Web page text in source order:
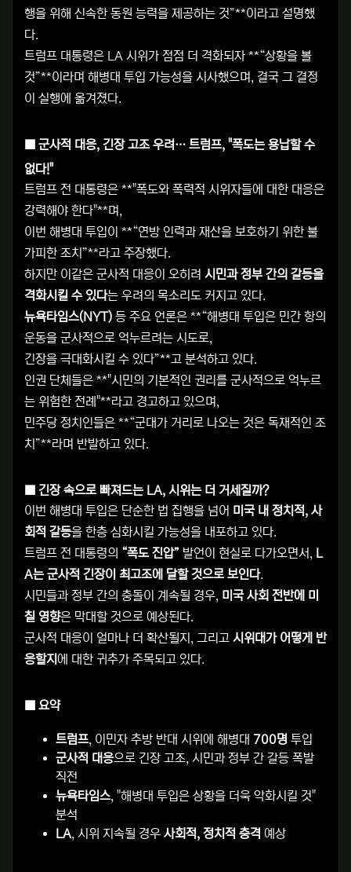
행을 위해 신속한 동원 능력을 제공하는 것”**이라고 설명했
다.
트럼프 대통령은 LA 시위가 점점 더 격화되자 **“상황을 볼
것”**이라며 해병대 투입 가능성을 시사했으며, 결국 그 결정
이 실행에 옮겨졌다.
■ 군사적 대응, 긴장 고조 우려… 트럼프, "폭도는 용납할 수
없다!"
트럼프 전 대통령은 **"폭도와 폭력적 시위자들에 대한 대응은
강력해야 한다"**며,
이번 해병대 투입이 **“연방 인력과 재산을 보호하기 위한 불
가피한 조치”**라고 주장했다.
하지만 이같은 군사적 대응이 오히려 시민과 정부 간의 갈등을
격화시킬 수 있다는 우려의 목소리도 커지고 있다.
뉴욕타임스(NYT) 등 주요 언론은 **“해병대 투입은 민간 항의
운동을 군사적으로 억누르려는 시도로,
긴장을 극대화시킬 수 있다”**고 분석하고 있다.
인권 단체들은 **"시민의 기본적인 권리를 군사적으로 억누르
는 위험한 전례"**라고 경고하고 있으며,
민주당 정치인들은 **“군대가 거리로 나오는 것은 독재적인 조
치”**라며 반발하고 있다.
■ 긴장 속으로 빠져드는 LA, 시위는 더 거세질까?
이번 해병대 투입은 단순한 법 집행을 넘어 미국 내 정치적, 사
회적 갈등을 한층 심화시킬 가능성을 내포하고 있다.
트럼프 전 대통령의 “폭도 진압” 발언이 현실로 다가오면서, L
A는 군사적 긴장이 최고조에 달할 것으로 보인다.
시민들과 정부 간의 충돌이 계속될 경우, 미국 사회 전반에 미
칠 영향은 막대할 것으로 예상된다.
군사적 대응이 얼마나 더 확산될지, 그리고 시위대가 어떻게 반
응할지에 대한 귀추가 주목되고 있다.
■ 요약
트럼프, 이민자 추방 반대 시위에 해병대 700명 투입
군사적 대응으로 긴장 고조, 시민과 정부 간 갈등 폭발
직전
뉴욕타임스, "해병대 투입은 상황을 더욱 악화시킬 것"
분석
LA, 시위 지속될 경우 사회적, 정치적 충격 예상